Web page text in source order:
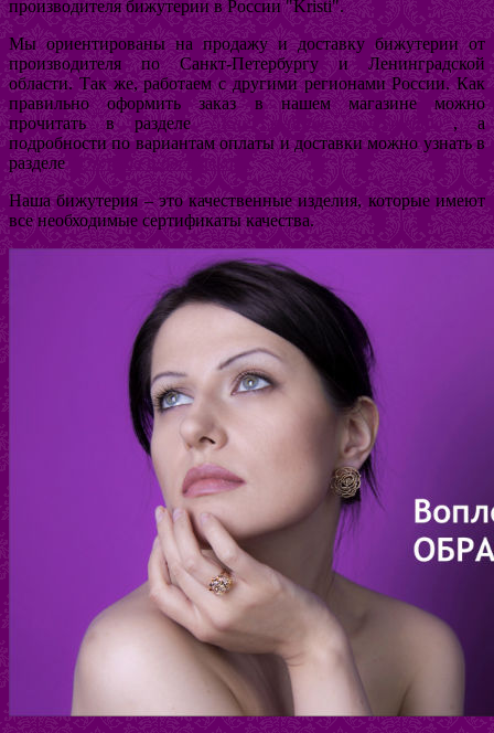
производителя бижутерии в России "Kristi".
Мы ориентированы на продажу и доставку бижутерии от
производителя по Санкт-Петербургу и Ленинградской
области. Так же, работаем с другими регионами России. Как
правильно оформить заказ в нашем магазине можно
прочитать в разделе
, а
подробности по вариантам оплаты и доставки можно узнать в
разделе
Наша бижутерия – это качественные изделия, которые имеют
все необходимые сертификаты качества.